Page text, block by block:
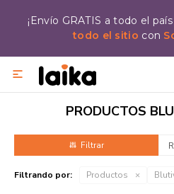
¡Envío GRATIS a todo el
todo el sitio con

PRODUCTOS
Filtrando por: Productos